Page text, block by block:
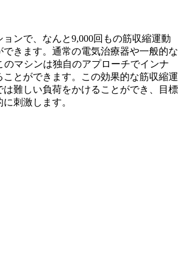
ョンで、なんと9,000回もの筋収縮運動
できます。通常の電気治療器や一般的な
のマシンは独自のアプローチでインナ
ことができます。この効果的な筋収縮運
は難しい負荷をかけることができ、目標
刺激します。